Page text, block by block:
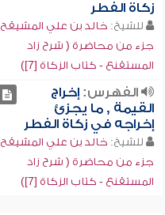
زكاة الفطر
للشيخ: خالد بن علي المشيقح
جزء من محاضرة ( شرح زاد
المستقنع - كتاب الزكاة [7])
الفهرس:إخراج
القيمة , ما يجزئ
إخراجه في زكاة الفطر
للشيخ: خالد بن علي المشيقح
جزء من محاضرة ( شرح زاد
المستقنع - كتاب الزكاة [7])